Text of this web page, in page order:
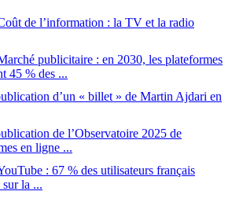
de l’information : la TV et la radio
publicitaire : en 2030, les plateformes
45 % des ...
d’un « billet » de Martin Ajdari en
de l’Observatoire 2025 de
en ligne ...
: 67 % des utilisateurs français
la ...